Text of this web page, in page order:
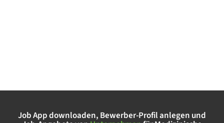
Job App downloaden, Bewerber-Profil anlegen und